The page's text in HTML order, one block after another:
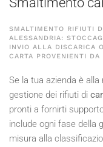
SMALTIMENTO RIFIUTI
ALESSANDRIA:
INVIO ALLA DISCARICA
CARTA PROVENIENTI DA
Se la tua azienda è
gestione dei rifiuti di
pronti a fornirti
include ogni fase della
misura alla